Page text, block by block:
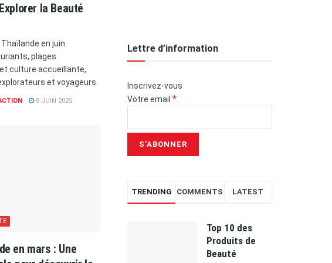
la Beauté
en juin.
plages
culture accueillante,
et voyageurs.
8 JUIN 2025
en mars : Une
Lettre d’information
Inscrivez-vous
Votre email *
TRENDING COMMENTS LATEST
Top 10 des
Produits de
Beauté